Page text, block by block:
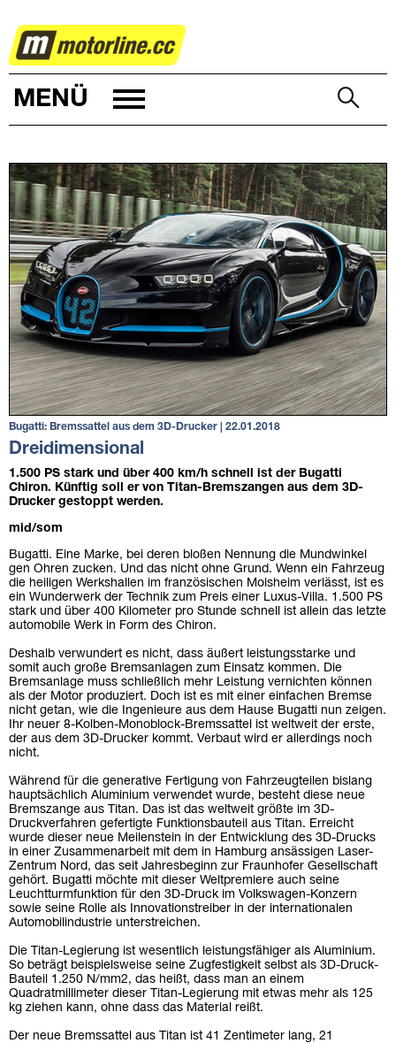
AUTOWELT
MENÜ
Bugatti: Bremssattel aus dem 3D-Drucker | 22.01.2018
Dreidimensional
1.500 PS stark und über 400 km/h schnell ist der Bugatti
Chiron. Künftig soll er von Titan-Bremszangen aus dem 3D-
Drucker gestoppt werden.
mid/som
Bugatti. Eine Marke, bei deren bloßen Nennung die Mundwinkel
gen Ohren zucken. Und das nicht ohne Grund. Wenn ein Fahrzeug
die heiligen Werkshallen im französischen Molsheim verlässt, ist es
ein Wunderwerk der Technik zum Preis einer Luxus-Villa. 1.500 PS
stark und über 400 Kilometer pro Stunde schnell ist allein das letzte
automobile Werk in Form des Chiron.
Deshalb verwundert es nicht, dass äußert leistungsstarke und
somit auch große Bremsanlagen zum Einsatz kommen. Die
Bremsanlage muss schließlich mehr Leistung vernichten können
als der Motor produziert. Doch ist es mit einer einfachen Bremse
nicht getan, wie die Ingenieure aus dem Hause Bugatti nun zeigen.
Ihr neuer 8-Kolben-Monoblock-Bremssattel ist weltweit der erste,
der aus dem 3D-Drucker kommt. Verbaut wird er allerdings noch
nicht.
Während für die generative Fertigung von Fahrzeugteilen bislang
hauptsächlich Aluminium verwendet wurde, besteht diese neue
Bremszange aus Titan. Das ist das weltweit größte im 3D-
Druckverfahren gefertigte Funktionsbauteil aus Titan. Erreicht
wurde dieser neue Meilenstein in der Entwicklung des 3D-Drucks
in einer Zusammenarbeit mit dem in Hamburg ansässigen Laser-
Zentrum Nord, das seit Jahresbeginn zur Fraunhofer Gesellschaft
gehört. Bugatti möchte mit dieser Weltpremiere auch seine
Leuchtturmfunktion für den 3D-Druck im Volkswagen-Konzern
sowie seine Rolle als Innovationstreiber in der internationalen
Automobilindustrie unterstreichen.
Die Titan-Legierung ist wesentlich leistungsfähiger als Aluminium.
So beträgt beispielsweise seine Zugfestigkeit selbst als 3D-Druck-
Bauteil 1.250 N/mm2, das heißt, dass man an einem
Quadratmillimeter dieser Titan-Legierung mit etwas mehr als 125
kg ziehen kann, ohne dass das Material reißt.
Der neue Bremssattel aus Titan ist 41 Zentimeter lang, 21